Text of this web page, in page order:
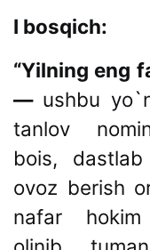
I bosqich:
“Yilning eng
— ushbu
tanlov
bois,
ovoz berish
nafar hokim